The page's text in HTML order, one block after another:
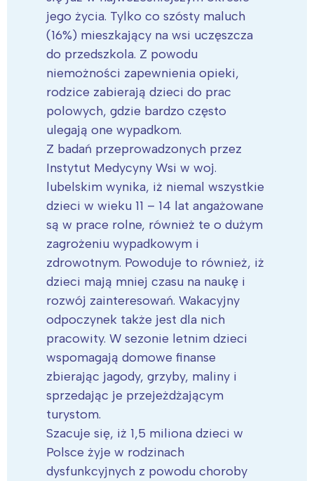
jego życia. Tylko co szósty maluch
(16%) mieszkający na wsi uczęszcza
do przedszkola. Z powodu
niemożności zapewnienia opieki,
rodzice zabierają dzieci do prac
polowych, gdzie bardzo często
ulegają one wypadkom.
Z badań przeprowadzonych przez
Instytut Medycyny Wsi w woj.
lubelskim wynika, iż niemal wszystkie
dzieci w wieku 11 – 14 lat angażowane
są w prace rolne, również te o dużym
zagrożeniu wypadkowym i
zdrowotnym. Powoduje to również, iż
dzieci mają mniej czasu na naukę i
rozwój zainteresowań. Wakacyjny
odpoczynek także jest dla nich
pracowity. W sezonie letnim dzieci
wspomagają domowe finanse
zbierając jagody, grzyby, maliny i
sprzedając je przejeżdżającym
turystom.
Szacuje się, iż 1,5 miliona dzieci w
Polsce żyje w rodzinach
dysfunkcyjnych z powodu choroby